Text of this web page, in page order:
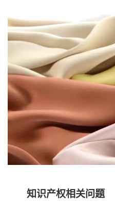
知识产权相关问题